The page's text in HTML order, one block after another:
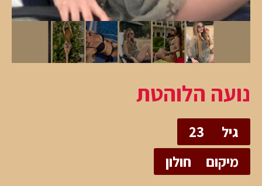
נועה הלוהטת
גיל
23
מיקום
חולון